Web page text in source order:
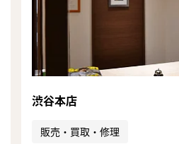
渋谷本店
販売・買取・修理